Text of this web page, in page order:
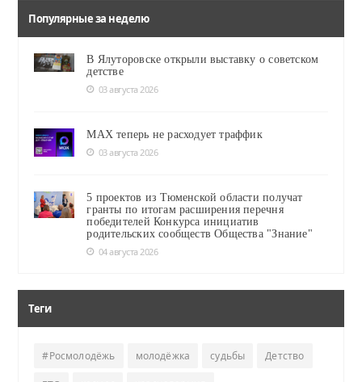
Популярные за неделю
В Ялуторовске открыли выставку о советском
детстве
03 августа 2026
MAX теперь не расходует траффик
03 августа 2026
5 проектов из Тюменской области получат
гранты по итогам расширения перечня
победителей Конкурса инициатив
родительских сообществ Общества "Знание"
04 августа 2026
Теги
#Росмолодёжь молодёжка судьбы Детство